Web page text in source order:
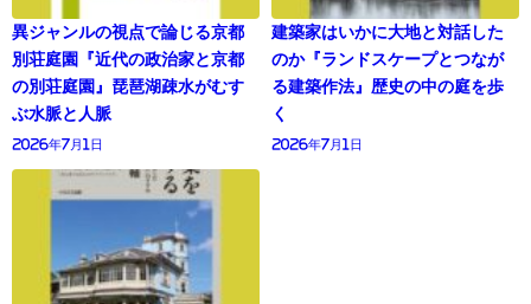
異ジャンルの視点で論じる京都
別荘庭園『近代の政治家と京都
の別荘庭園』琵琶湖疎水がむす
ぶ水脈と人脈
2026年7月1日
建築家はいかに大地と対話した
のか『ランドスケープとつなが
る建築作法』歴史の中の庭を歩
く
2026年7月1日